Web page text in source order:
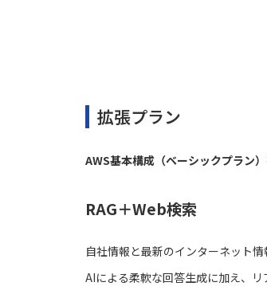
拡張プラン
AWS基本構成（ベーシックプラン）
RAG＋Web検索
自社情報と最新のインターネット
AIによる柔軟な回答生成に加え、